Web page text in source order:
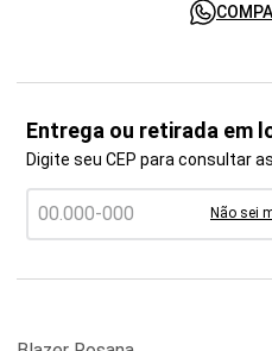
Entrega ou retirada em
Digite seu CEP para consultar
Não sei